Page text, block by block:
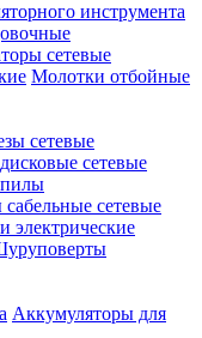
инструмента
сетевые
Молотки отбойные
сетевые
сетевые
сетевые
электрические
Аккумуляторы для